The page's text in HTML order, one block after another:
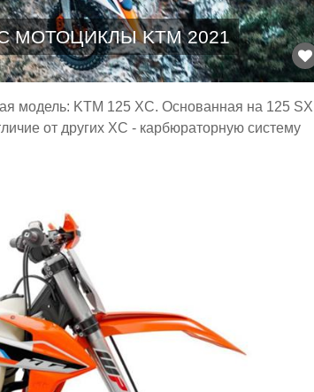
МОТОЦИКЛЫ KTM 2021
модель: KTM 125 XC. Основанная на 125 SX
от других XC - карбюраторную систему